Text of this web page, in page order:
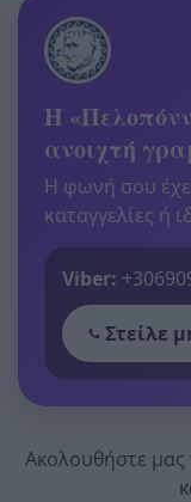
Η
ανοιχτή
Η φωνή σου
καταγγελίες ή
Viber:
Στείλε
Ακολουθήστε μας